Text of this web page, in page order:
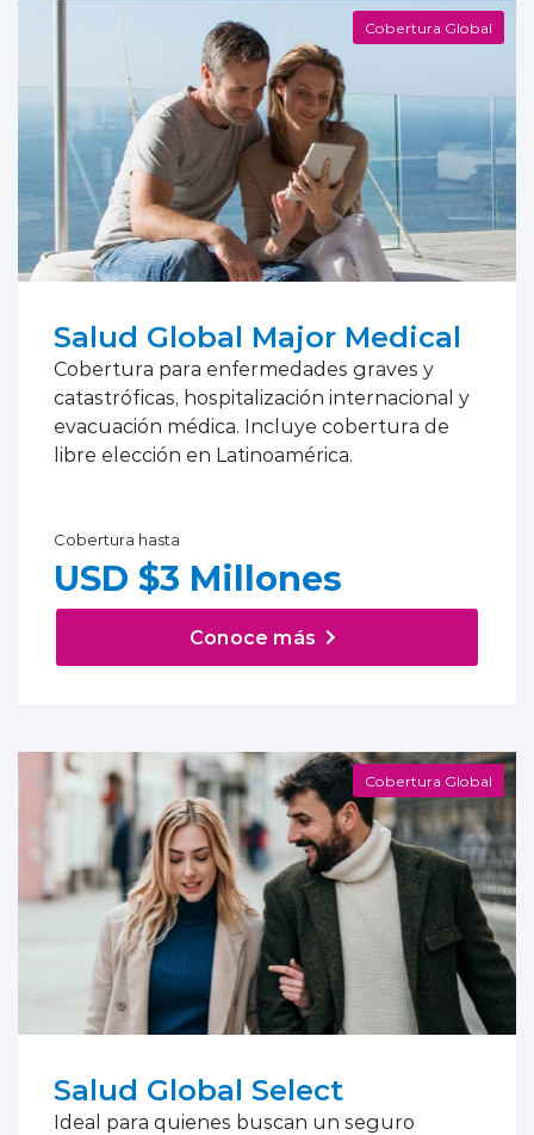
Cobertura Global
Salud Global Major Medical
Cobertura para enfermedades graves y
catastróficas, hospitalización internacional y
evacuación médica. Incluye cobertura de
libre elección en Latinoamérica.
Cobertura hasta
USD $3 Millones
Conoce más
Cobertura Global
Salud Global Select
Ideal para quienes buscan un seguro